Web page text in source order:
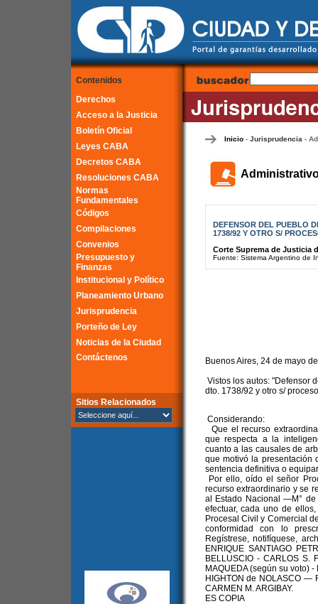
Contenidos
Derechos
Acceso a la Justicia
Boletín Oficial
Leyes CABA
Decretos CABA
Resoluciones CABA
Normas
Fundamentales
Códigos
Compilaciones
Convenios
Presupuesto y
Finanzas
Institucional y Político
Planeamiento Urbano
Jurisprudencia
Porteño de Ley
Noticias de la Ciudad
Contáctenos
Sitios Relacionados
Inicio- Jurisprudencia-
DEFENSOR DEL PUEBLO
1738/92 Y OTRO S/
Corte Suprema de Justicia
Fuente: Sistema Argentino de
Buenos Aires, 24 de mayo
Vistos los autos: "Defensor
dto. 1738/92 y otro s/
Considerando:
Que el recurso
que respecta a la
cuanto a las causales de
que motivó la presentación
sentencia definitiva o
Por ello, oído el señor
recurso extraordinario y se
al Estado Nacional —M°
efectuar, cada uno de
Procesal Civil y Comercial
conformidad con lo
Regístrese, notifíquese,
ENRIQUE SANTIAGO
BELLUSCIO - CARLOS S.
MAQUEDA (según su voto)
HIGHTON de NOLASCO —
CARMEN M. ARGIBAY.
ES COPIA